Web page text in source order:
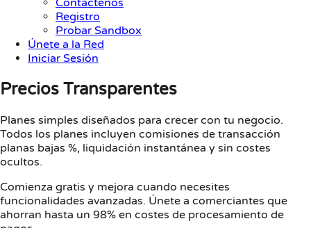
Contáctenos
Registro
Probar Sandbox
Únete a la Red
Iniciar Sesión
Precios Transparentes
Planes simples diseñados para crecer con tu negocio.
Todos los planes incluyen comisiones de transacción
planas bajas %, liquidación instantánea y sin costes
ocultos.
Comienza gratis y mejora cuando necesites
funcionalidades avanzadas. Únete a comerciantes que
ahorran hasta un 98% en costes de procesamiento de